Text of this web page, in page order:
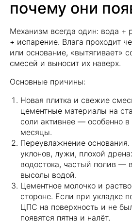
почему они
Механизм всегда один: вода +
+ испарение. Влага проходит
или основание, «вытягивает»
смесей и выносит их наверх.
Основные причины:
Новая плитка и свежие
цементные материалы на
соли активнее — особенно
месяцы.
Переувлажнение основания.
уклонов, лужи, плохой
водостока, частый полив —
высолы водой.
Цементное молочко и
стороне. Если при укладке
ЦПС на поверхность и не
появятся пятна и налёт.